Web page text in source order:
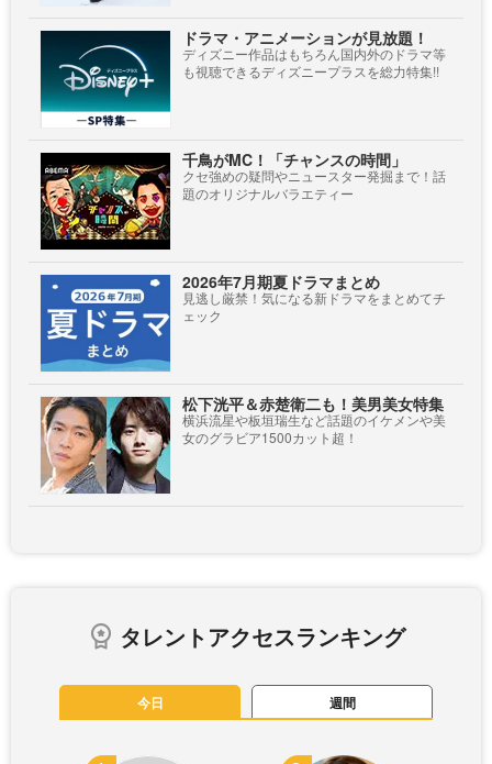
ドラマ・アニメーションが見放題！
ディズニー作品はもちろん国内外のドラマ等
も視聴できるディズニープラスを総力特集!!
千鳥がMC！「チャンスの時間」
クセ強めの疑問やニュースター発掘まで！話
題のオリジナルバラエティー
2026年7月期夏ドラマまとめ
見逃し厳禁！気になる新ドラマをまとめてチ
ェック
松下洸平＆赤楚衛二も！美男美女特集
横浜流星や板垣瑞生など話題のイケメンや美
女のグラビア1500カット超！
タレントアクセスランキング
今日 週間